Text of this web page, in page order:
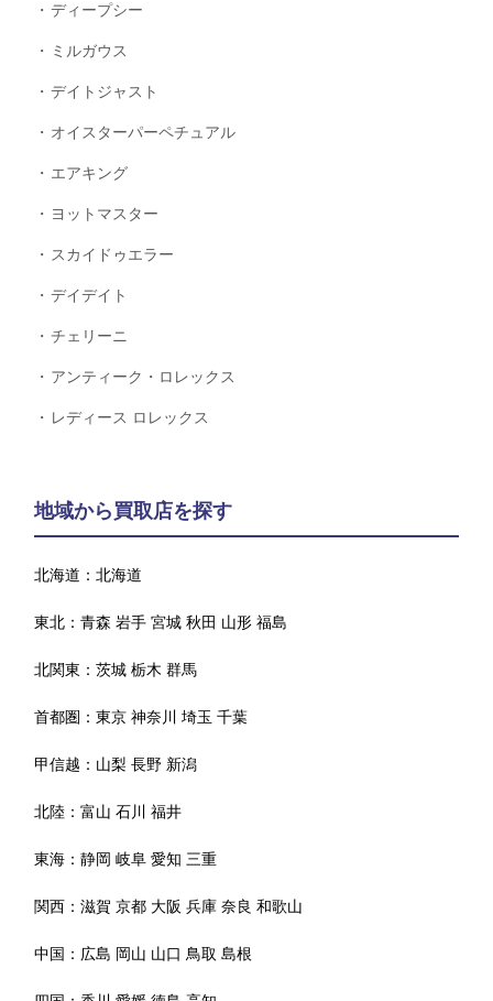
ディープシー
ミルガウス
デイトジャスト
オイスターパーペチュアル
エアキング
ヨットマスター
スカイドゥエラー
デイデイト
チェリーニ
アンティーク・ロレックス
レディース ロレックス
地域から買取店を探す
北海道：北海道
東北：青森 岩手 宮城 秋田 山形 福島
北関東：茨城 栃木 群馬
首都圏：東京 神奈川 埼玉 千葉
甲信越： 山梨 長野 新潟
北陸：富山 石川 福井
東海：静岡 岐阜 愛知 三重
関西：滋賀 京都 大阪 兵庫 奈良 和歌山
中国： 広島 岡山 山口 鳥取 島根